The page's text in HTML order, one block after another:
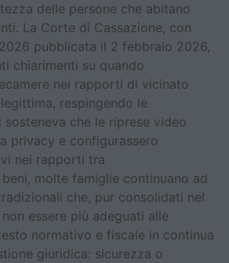
delle persone che abitano
La Corte di Cassazione, con
2026 pubblicata il 2 febbraio 2026,
chiarimenti su quando
nei rapporti di vicinato
respingendo le
che le riprese video
privacy e configurassero
nei rapporti tra
molte famiglie continuano ad
che, pur consolidati nel
essere più adeguati alle
normativo e fiscale in continua
giuridica: sicurezza o